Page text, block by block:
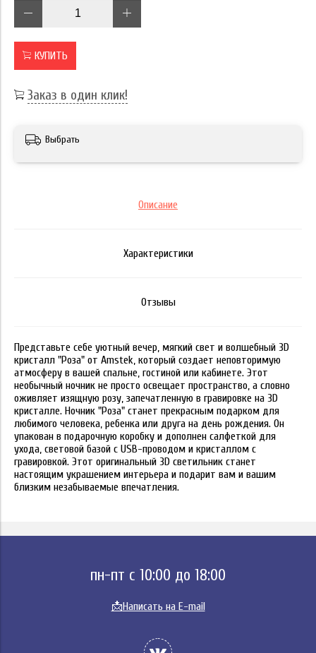
КУПИТЬ
Заказ в один клик!
Выбрать
Описание
Характеристики
Отзывы
Представьте себе уютный вечер, мягкий свет и волшебный 3D
кристалл "Роза" от Amstek, который создает неповторимую
атмосферу в вашей спальне, гостиной или кабинете. Этот
необычный ночник не просто освещает пространство, а словно
оживляет изящную розу, запечатленную в гравировке на 3D
кристалле. Ночник "Роза" станет прекрасным подарком для
любимого человека, ребенка или друга на день рождения. Он
упакован в подарочную коробку и дополнен салфеткой для
ухода, световой базой с USB-проводом и кристаллом с
гравировкой. Этот оригинальный 3D светильник станет
настоящим украшением интерьера и подарит вам и вашим
близким незабываемые впечатления.
пн-пт с 10:00 до 18:00
📩Написать на E-mail